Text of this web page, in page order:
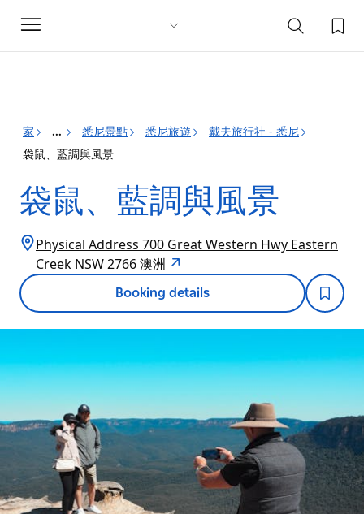
Toggle
navigation
家 ... 悉尼景點 悉尼旅遊
戴夫旅行社 - 悉尼
袋鼠、藍調與風景
袋鼠、藍調與風景
Physical Address 700 Great Western Hwy Eastern
Creek NSW 2766 澳洲
Booking details